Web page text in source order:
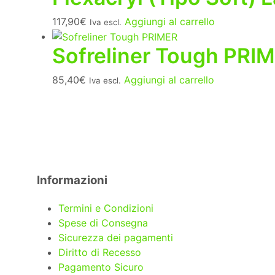
117,90€ Iva escl. Aggiungi al carrello
Sofreliner Tough
85,40€ Iva escl. Aggiungi al carrello
Informazioni
Termini e Condizioni
Spese di Consegna
Sicurezza dei pagamenti
Diritto di Recesso
Pagamento Sicuro